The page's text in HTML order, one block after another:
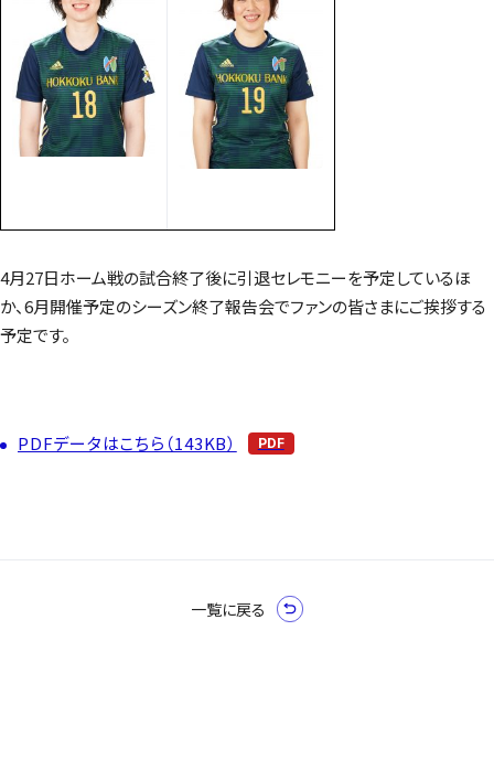
4月27日ホーム戦の試合終了後に引退セレモニーを予定しているほ
か、6月開催予定のシーズン終了報告会でファンの皆さまにご挨拶する
予定です。
PDFデータはこちら（143KB）
一覧に戻る